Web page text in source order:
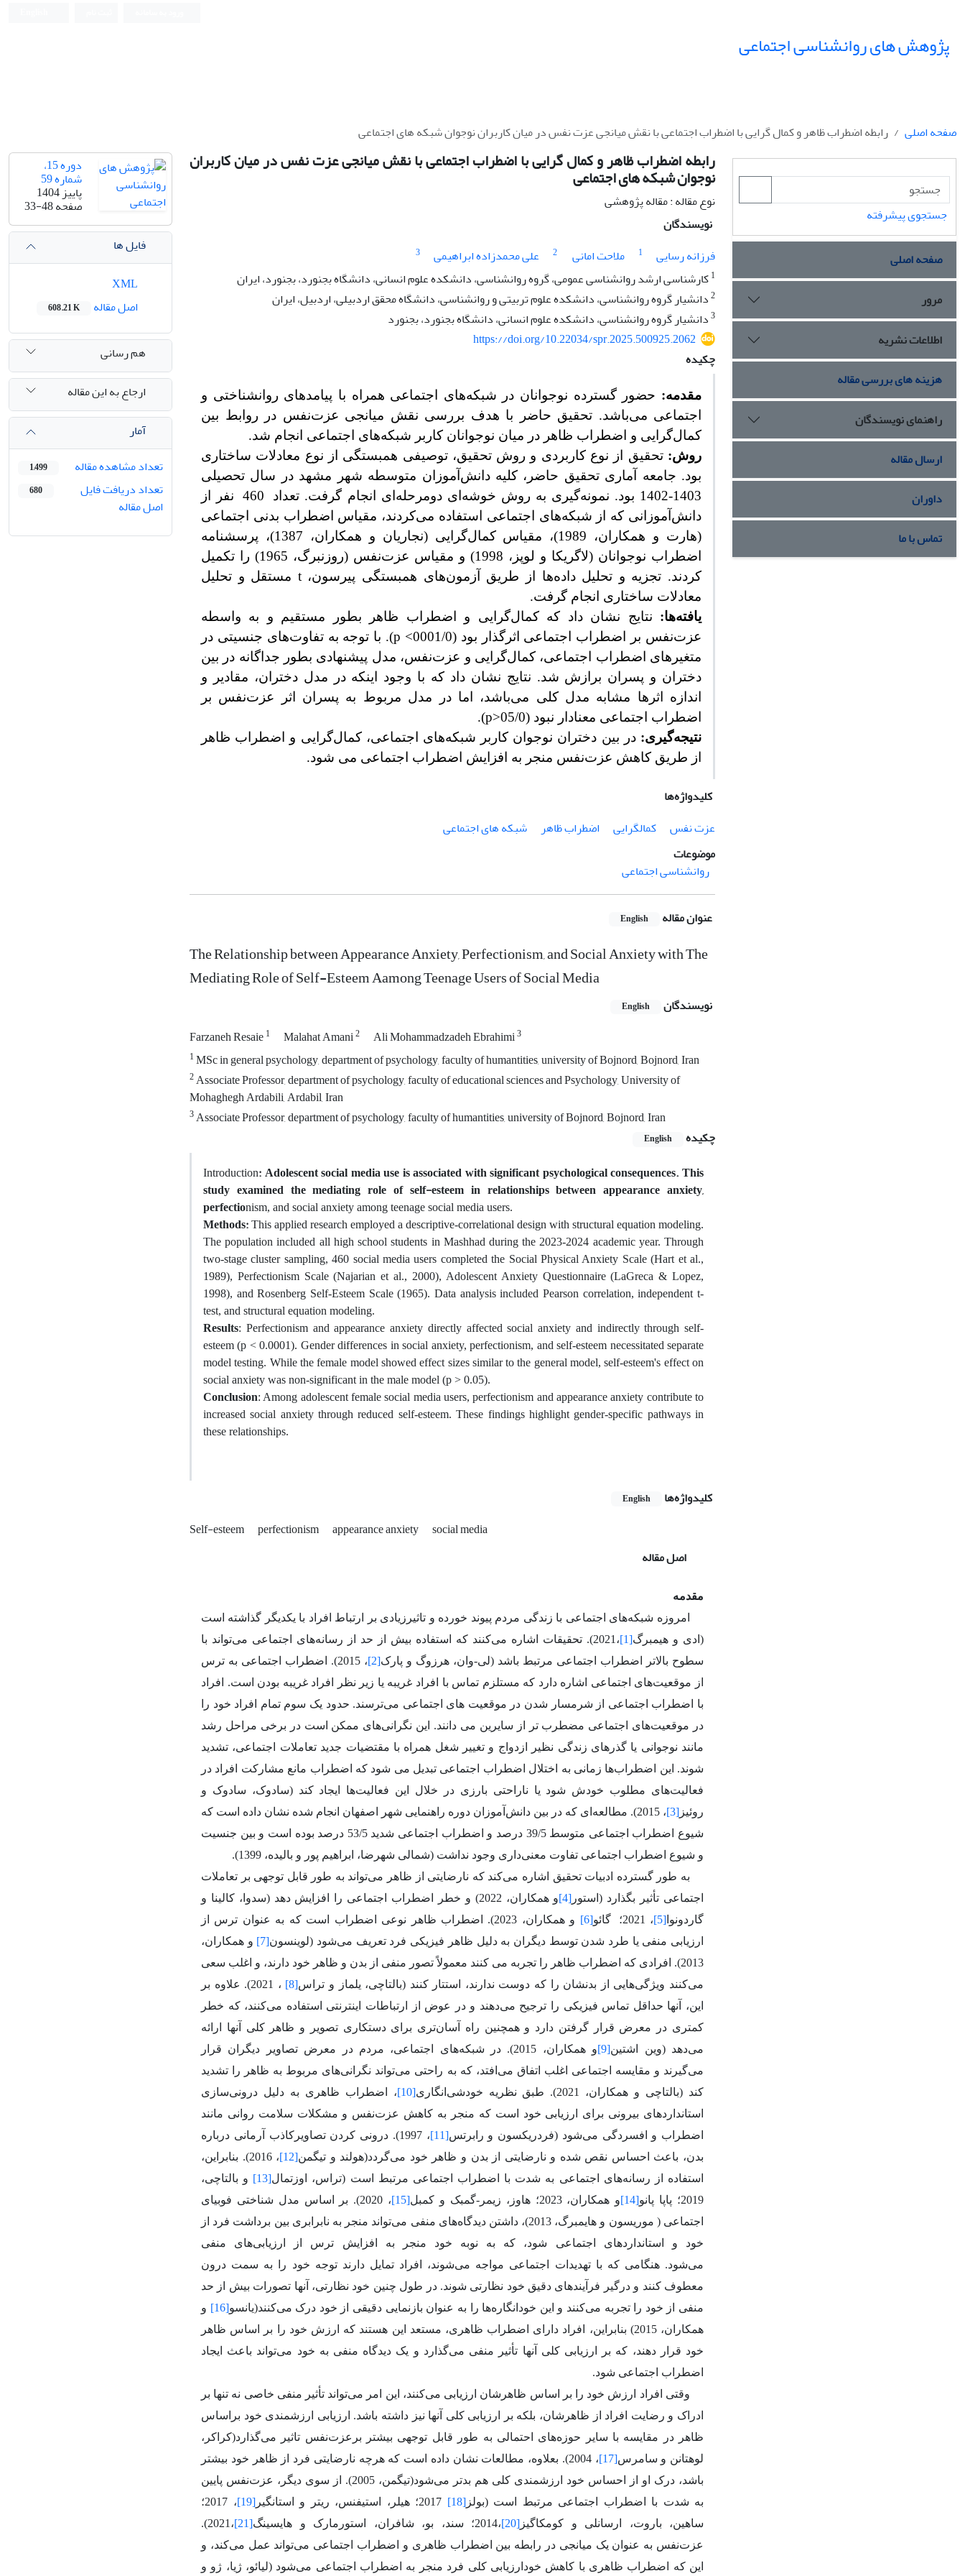
پژوهش های روانشناسی اجتماعی
صفحه اصلی رابطه اضطراب ظاهر و کمال گرایی با اضطراب اجتماعی با نقش میانجی عزت نفس در میان کاربران نوجوان شبکه های اجتماعی
رابطه اضطراب ظاهر و کمال گرایی با اضطراب اجتماعی با نقش میانجی عزت نفس در میان کاربران
نوجوان شبکه های اجتماعی
نوع مقاله : مقاله پژوهشی
نویسندگان
فرزانه رسایی
1 ملاحت امانی 2 علی محمدزاده ابراهیمی
3
1کارشناسی ارشد روانشناسی عمومی، گروه روانشناسی، دانشکده علوم انسانی، دانشگاه بجنورد، بجنورد، ایران
2دانشیار گروه روانشناسی، دانشکده علوم تربیتی و روانشناسی، دانشگاه محقق اردبیلی، اردبیل، ایران
3دانشیار گروه روانشناسی، دانشکده علوم انسانی، دانشگاه بجنورد، بجنورد
https://doi.org/10.22034/spr.2025.500925.2062
چکیده
مقدمه: حضور گسترده نوجوانان در شبکه‌های اجتماعی همراه با پیامدهای روانشناختی و
اجتماعی می‌باشد. تحقیق حاضر با هدف بررسی نقش میانجی عزت‌نفس در روابط بین
کمال‌گرایی و اضطراب ظاهر در میان نوجوانان کاربر شبکه‌های اجتماعی انجام شد.
روش: تحقیق از نوع کاربردی و روش تحقیق، توصیفی همبستگی از نوع معادلات ساختاری
بود. جامعه آماری تحقیق حاضر، کلیه دانش‌آموزان متوسطه شهر مشهد در سال تحصیلی
1403-1402 بود. نمونه‌گیری به روش خوشه‌ای دومرحله‌ای انجام گرفت. تعداد
460
نفر از
دانش‌آموزانی که از شبکه‌های اجتماعی استفاده می‌کردند، مقیاس اضطراب بدنی اجتماعی
(هارت و همکاران، 1989)، مقیاس کمال‌گرایی (نجاریان و همکاران، 1387)، پرسشنامه
اضطراب نوجوانان (لاگریکا و لوپز، 1998) و مقیاس عزت‌نفس (روزنبرگ، 1965) را تکمیل
کردند. تجزیه و تحلیل داده‌ها از طریق آزمون‌های همبستگی پیرسون،t مستقل و تحلیل
معادلات ساختاری انجام گرفت.
یافته‌ها: نتایج نشان داد که کمال‌گرایی و اضطراب ظاهر بطور مستقیم و به واسطه
عزت‌نفس بر اضطراب اجتماعی اثرگذار بود (0001/0>
p). با توجه به تفاوت‌های جنسیتی در
متغیرهای اضطراب اجتماعی، کمال‌گرایی و عزت‌نفس، مدل پیشنهادی بطور جداگانه در بین
دختران و پسران برازش شد. نتایج نشان داد که با وجود اینکه در مدل دختران، مقادیر و
اندازه اثرها مشابه مدل کلی می‌باشد، اما در مدل مربوط به پسران اثر عزت‌نفس بر
اضطراب اجتماعی معنادار نبود (05/0<
p
).
نتیجه‌گیری: در بین دختران نوجوان کاربر شبکه‌های اجتماعی، کمال‌گرایی و اضطراب ظاهر
از طریق کاهش عزت‌نفس منجر به افزایش اضطراب اجتماعی می شود.
کلیدواژه‌ها
عزت نفس
کمالگرایی اضطراب ظاهر
شبکه های اجتماعی
موضوعات
روانشناسی اجتماعی
عنوان مقاله English
The Relationship between Appearance Anxiety, Perfectionism, and Social Anxiety with The
Mediating Role of Self-Esteem Aamong Teenage Users of Social Media
نویسندگان English
Farzaneh Resaie1 Malahat Amani2 Ali Mohammadzadeh Ebrahimi3
1MSc in general psychology, department of psychology, faculty of humantities, university of Bojnord, Bojnord, Iran
2Associate Professor, department of psychology, faculty of educational sciences and Psychology, University of
Mohaghegh Ardabili, Ardabil, Iran
3Associate Professor, department of psychology, faculty of humantities, university of Bojnord, Bojnord, Iran
چکیده
English
Introduction: Adolescent social media use is associated with significant psychological consequences. This
study examined the mediating role of self-esteem in relationships between appearance anxiety,
perfectionism, and social anxiety among teenage social media users.
Methods: This applied research employed a descriptive-correlational design with structural equation modeling.
The population included all high school students in Mashhad during the 2023-2024 academic year. Through
two-stage cluster sampling, 460 social media users completed the Social Physical Anxiety Scale (Hart et al.,
1989), Perfectionism Scale (Najarian et al., 2000), Adolescent Anxiety Questionnaire (LaGreca & Lopez,
1998), and Rosenberg Self-Esteem Scale (1965). Data analysis included Pearson correlation, independent t-
test, and structural equation modeling.
Results: Perfectionism and appearance anxiety directly affected social anxiety and indirectly through self-
esteem (p < 0.0001). Gender differences in social anxiety, perfectionism, and self-esteem necessitated separate
model testing. While the female model showed effect sizes similar to the general model, self-esteem's effect on
social anxiety was non-significant in the male model (p > 0.05).
Conclusion: Among adolescent female social media users, perfectionism and appearance anxiety contribute to
increased social anxiety through reduced self-esteem. These findings highlight gender-specific pathways in
these relationships.
کلیدواژه‌ها English
Self-esteem perfectionism appearance anxiety
social media
اصل مقاله
مقدمه
امروزه شبکه‌های اجتماعی با زندگی مردم پیوند خورده و تاثیرزیادی بر ارتباط افراد با یکدیگر گذاشته است
(ادی و هیمبرگ[1]
،2021). تحقیقات اشاره می‌کنند که استفاده بیش از حد از رسانه‌های اجتماعی می‌تواند با
سطوح بالاتر اضطراب اجتماعی مرتبط باشد (لی-وان، هرزوگ و پارک[2]
، 2015). اضطراب اجتماعی به ترس
از موقعیت‌های اجتماعی اشاره دارد که مستلزم تماس با افراد غریبه یا زیر نظر افراد غریبه بودن است. افراد
با اضطراب اجتماعی از شرمسار شدن در موقعیت های اجتماعی می‌ترسند. حدود یک سوم تمام افراد خود را
در موقعیت‌های اجتماعی مضطرب تر از سایرین می دانند. این نگرانی‌های ممکن است در برخی مراحل رشد
مانند نوجوانی یا گذرهای زندگی نظیر ازدواج و تغییر شغل همراه با مقتضیات جدید تعاملات اجتماعی، تشدید
شوند. این اضطراب‌ها زمانی به اختلال اضطراب اجتماعی تبدیل می شود که اضطراب مانع مشارکت افراد در
فعالیت‌های مطلوب خودش شود یا ناراحتی بارزی در خلال این فعالیت‌ها ایجاد کند (سادوک، سادوک و
روئیز [3]
، 2015). مطالعه‌ای که در بین دانش‌آموزان دوره راهنمایی شهر اصفهان انجام شده نشان داده است که
شیوع اضطراب اجتماعی متوسط 39/5 درصد و اضطراب اجتماعی شدید 53/5 درصد بوده است و بین جنسیت
و شیوع اضطراب اجتماعی تفاوت معنی‌داری وجود نداشت (شمالی شهرضا، ابراهیم پور و بالیده، 1399).
به طور گسترده ادبیات تحقیق اشاره می‌کند که نارضایتی از ظاهر می‌تواند به طور قابل توجهی بر تعاملات
اجتماعی تأثیر بگذارد (استور [4]
و همکاران، 2022) و خطر اضطراب اجتماعی را افزایش دهد (سدوا، کالینا و
گاردونوا [5]، 2021؛ گائو[6] و همکاران، 2023).
اضطراب ظاهر نوعی اضطراب است که به عنوان ترس از
ارزیابی منفی یا طرد شدن توسط دیگران به دلیل ظاهر فیزیکی فرد تعریف می‌شود (لوینسون[7] و همکاران،
2013). افرادی که اضطراب ظاهر را تجربه می کنند معمولاً تصور منفی از بدن و ظاهر خود دارند، و اغلب سعی
می‌کنند ویژگی‌هایی از بدنشان را که دوست ندارند، استتار کنند (بالتاچی، یلماز و تراس[8] ، 2021).
علاوه بر
این، آنها حداقل تماس فیزیکی را ترجیح می‌دهند و در عوض از ارتباطات اینترنتی استفاده می‌کنند، که خطر
کمتری در معرض قرار گرفتن دارد و همچنین راه آسان‌تری برای دستکاری تصویر و ظاهر کلی آنها ارائه
می‌دهد (وین اشتین[9]
و همکاران، 2015). در شبکه‌های اجتماعی، مردم در معرض تصاویر دیگران قرار
می‌گیرند و مقایسه اجتماعی اغلب اتفاق می‌افتد، که به راحتی می‌تواند نگرانی‌های مربوط به ظاهر را تشدید
کند (بالتاچی و همکاران، 2021).
طبق نظریه خودشی‌انگاری[10]، اضطراب ظاهری به دلیل درونی‌سازی
استانداردهای بیرونی برای ارزیابی خود است که منجر به کاهش عزت‌نفس و مشکلات سلامت روانی مانند
اضطراب و افسردگی می‌شود (فردریکسون و رابرتس[11]
، 1997). درونی کردن تصاویرکاذب آرمانی درباره
بدن، باعث احساس نقص شده و نارضایتی از بدن و ظاهر خود می‌گردد(هولند و تیگمن[12]
، 2016). بنابراین،
استفاده از رسانه‌های اجتماعی به شدت با اضطراب اجتماعی مرتبط است (تراس، اوزتمال[13] و بالتاچی،
2019؛
پاپا پانو[14]و همکاران، 2023؛ هاوز، زیمر-گمبک و کمبل [15]، 2020).
بر اساس مدل شناختی فوبیای
اجتماعی ( موریسون و هایمبرگ، 2013)، داشتن دیدگاه‌های منفی می‌تواند منجر به نابرابری بین برداشت فرد از
خود و استانداردهای اجتماعی شود، که به نوبه خود منجر به افزایش ترس از ارزیابی‌های منفی
می‌شود. هنگامی که با تهدیدات اجتماعی مواجه می‌شوند، افراد تمایل دارند توجه خود را به سمت درون
معطوف کنند و درگیر فرآیندهای دقیق خود نظارتی شوند. در طول چنین خود نظارتی، آنها تصورات بیش از حد
منفی از خود را تجربه می‌کنند و این خودانگاره‌ها را به عنوان بازنمایی دقیقی از خود درک می‌کنند(یانسو[16] و
همکاران، 2015)
بنابراین، افراد دارای اضطراب ظاهری، مستعد این هستند که ارزش خود را بر اساس ظاهر
خود قرار دهند، که بر ارزیابی کلی آنها تأثیر منفی می‌گذارد و یک دیدگاه منفی به خود می‌تواند باعث ایجاد
اضطراب اجتماعی شود.
وقتی افراد ارزش خود را بر اساس ظاهرشان ارزیابی می‌کنند، این امر می‌تواند تأثیر منفی خاصی نه تنها بر
ادراک و رضایت افراد از ظاهرشان، بلکه بر ارزیابی کلی آنها نیز داشته باشد. ارزیابی ارزشمندی خود براساس
ظاهر در مقایسه با سایر حوزه‌های احتمالی به طور قابل توجهی بیشتر برعزت‌نفس تاثیر می‌گذارد(کراکر،
لوهتانن و سامرس[17]
، 2004). بعلاوه، مطالعات نشان داده است که هرچه نارضایتی فرد از ظاهر خود بیشتر
باشد، درک او از احساس خود ارزشمندی کلی هم بدتر می‌شود(تیگمن، 2005). از سوی دیگر، عزت‌نفس پایین
به شدت با اضطراب اجتماعی مرتبط است (بولز[18]
[19]، 2017؛
ساهین، باروت، ارسانلی و کومکاگیز [20]،2014؛ سند، بو، شافران، استورمارک و هایسینگ [21]،2021
).
عزت‌نفس به عنوان یک میانجی در رابطه بین اضطراب ظاهری و اضطراب اجتماعی می‌تواند عمل می‌کند، و
این که اضطراب ظاهری با کاهش خودارزیابی کلی فرد منجر به اضطراب اجتماعی می‌شود (لیائو، ژیا، ژو و
دوره 15،
شماره 59
پاییز 1404
صفحه33-48
فایل ها
اصل مقاله
608.21 K
هم رسانی
ارجاع به این مقاله
آمار
تعداد مشاهده مقاله
1,499
تعداد دریافت فایل
اصل مقاله
680
جستجوی پیشرفته
صفحه اصلی
مرور
اطلاعات نشریه
هزینه های بررسی مقاله
راهنمای نویسندگان
ارسال مقاله
داوران
تماس با ما